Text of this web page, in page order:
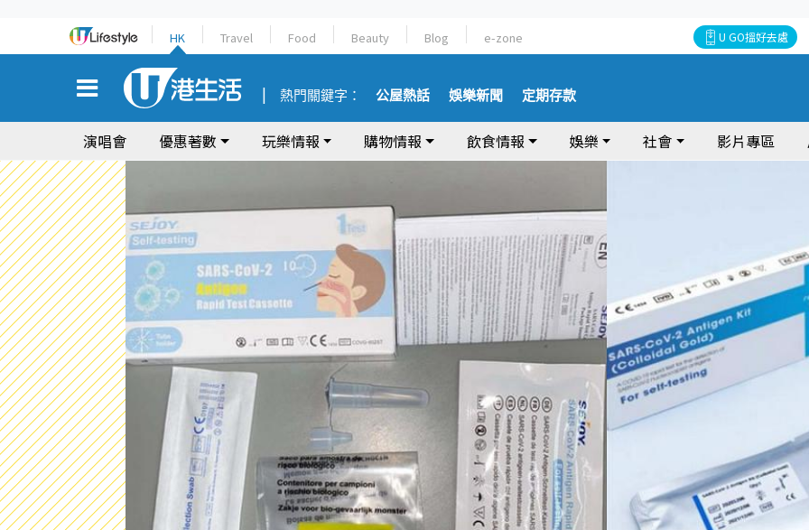
HK Travel Food Beauty Blog e-zone U GO搵好去處
熱門關鍵字： 公屋熱話 娛樂新聞 定期存款
演唱會 優惠著數 玩樂情報 購物情報 飲食情報 娛樂 社會 影片專區